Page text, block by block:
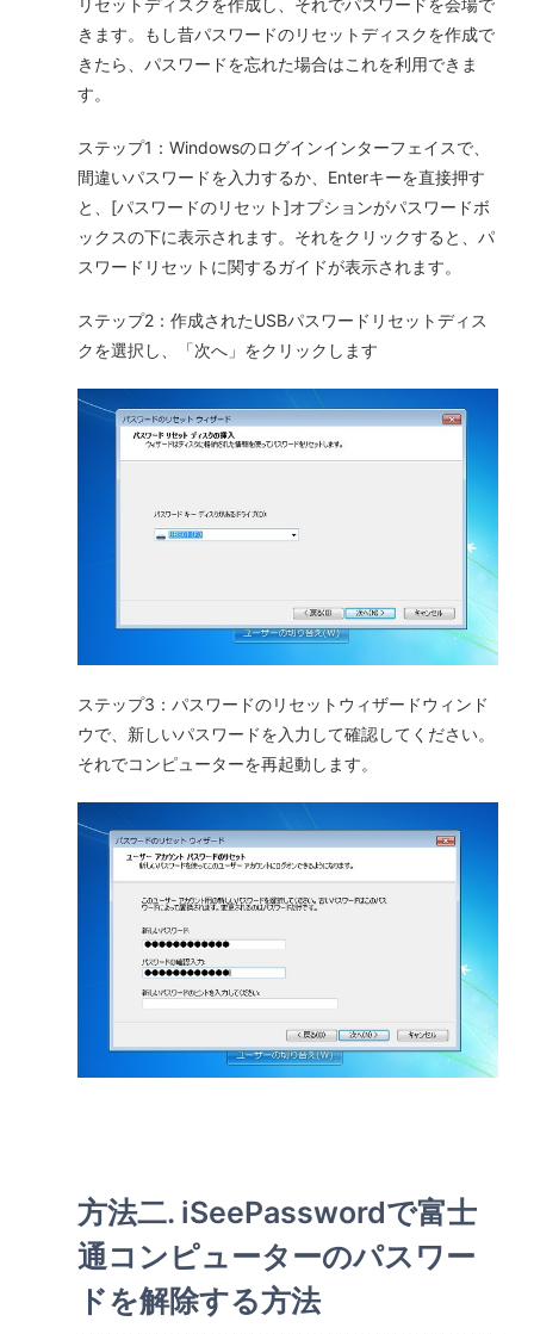
リセットディスクを作成し、それでパスワードを会場で
きます。もし昔パスワードのリセットディスクを作成で
きたら、パスワードを忘れた場合はこれを利用できま
す。
ステップ1：Windowsのログインインターフェイスで、
間違いパスワードを入力するか、Enterキーを直接押す
と、[パスワードのリセット]オプションがパスワードボ
ックスの下に表示されます。それをクリックすると、パ
スワードリセットに関するガイドが表示されます。
ステップ2：作成されたUSBパスワードリセットディス
クを選択し、「次へ」をクリックします
ステップ3：パスワードのリセットウィザードウィンド
ウで、新しいパスワードを入力して確認してください。
それでコンピューターを再起動します。
方法二. iSeePasswordで富士
通コンピューターのパスワー
ドを解除する方法